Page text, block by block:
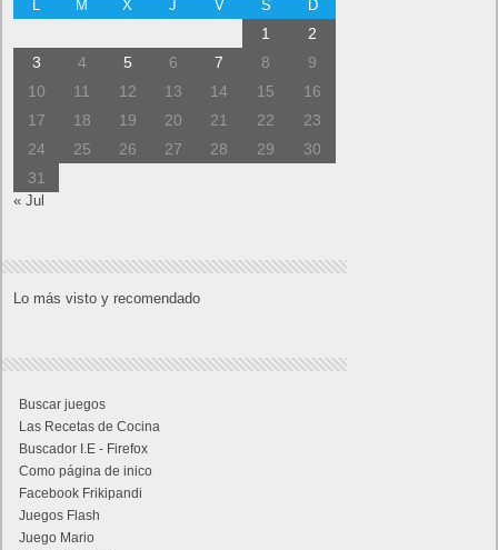
M X J V S D
1
2
3
4 5 6 7 8
9
10
11 12 13 14 15
16
17
18 19 20 21 22
23
24
25 26 27 28 29
30
31
« Jul
Lo más visto y recomendado
Buscar juegos
Las Recetas de Cocina
Buscador I.E - Firefox
Como página de inico
Facebook Frikipandi
Juegos Flash
Juego Mario